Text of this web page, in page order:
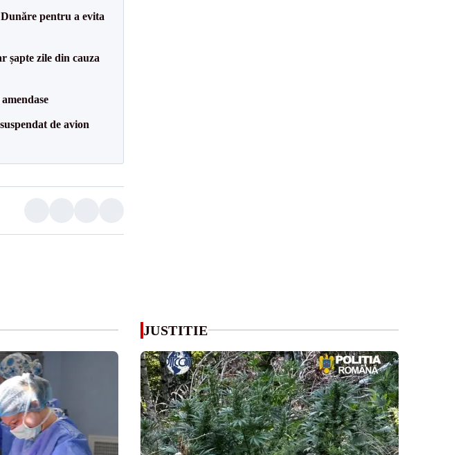
pentru a evita
șapte zile din cauza
de avion
JUSTITIE